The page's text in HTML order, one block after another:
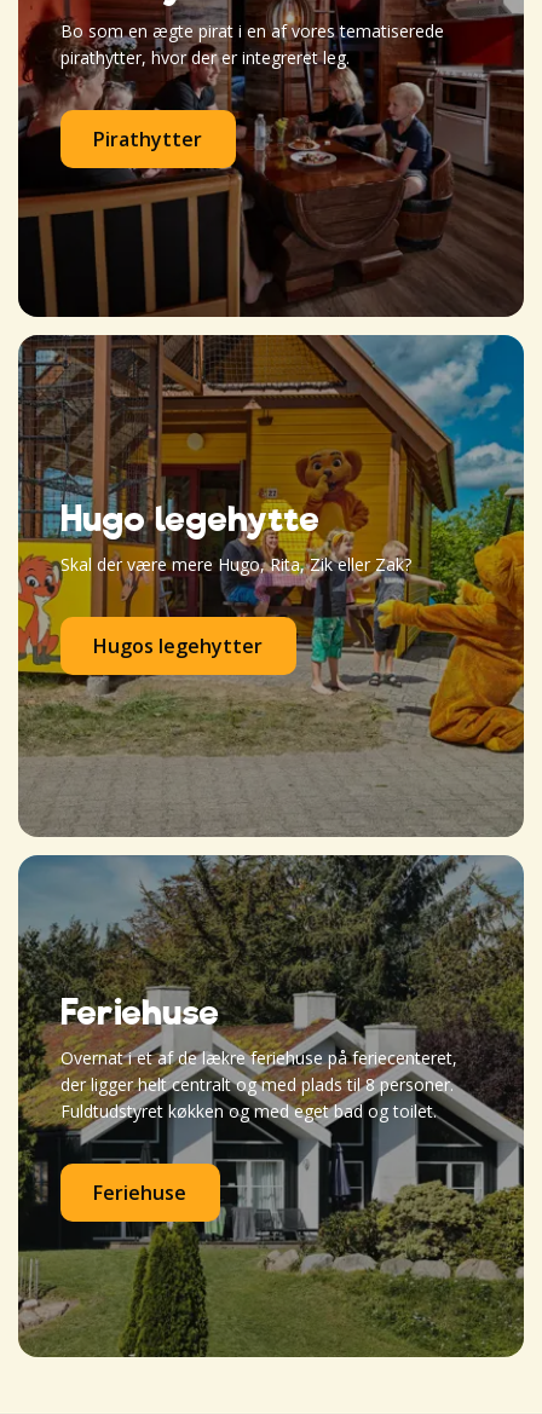
Bo som en ægte pirat i en af vores tematiserede
pirathytter, hvor der er integreret leg.
Pirathytter
Hugo legehytte
Skal der være mere Hugo, Rita, Zik eller Zak?
Hugos legehytter
Feriehuse
Overnat i et af de lækre feriehuse på feriecenteret,
der ligger helt centralt og med plads til 8 personer.
Fuldtudstyret køkken og med eget bad og toilet.
Feriehuse